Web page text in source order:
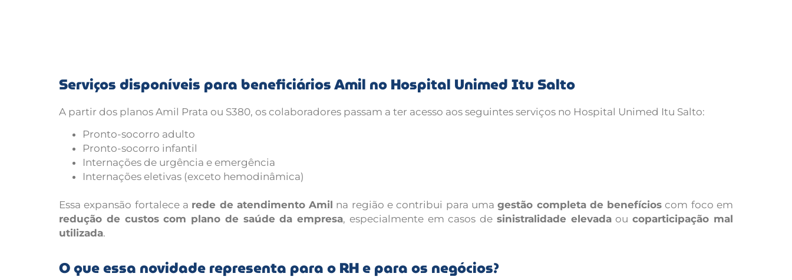
Serviços disponíveis para beneficiários Amil no Hospital Unimed Itu Salto
A partir dos planos Amil Prata ou S380, os colaboradores passam a ter acesso aos seguintes serviços no Hospital Unimed Itu Salto:
Pronto-socorro adulto
Pronto-socorro infantil
Internações de urgência e emergência
Internações eletivas (exceto hemodinâmica)
Essa expansão fortalece a rede de atendimento Amil na região e contribui para umagestão completa de benefícios com foco em
redução de custos com plano de saúde da empresa, especialmente em casos de sinistralidade elevadaoucoparticipação mal
utilizada.
O que essa novidade representa para o RH e para os negócios?